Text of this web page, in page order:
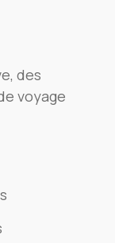
des
voyage